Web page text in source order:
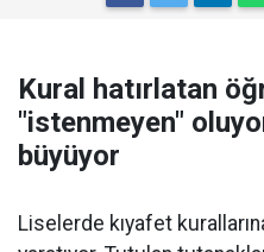
Kural hatırlatan
"istenmeyen"
büyüyor
Liselerde kıyafet